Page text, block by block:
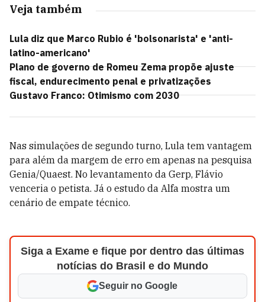
Veja também
Lula diz que Marco Rubio é 'bolsonarista' e 'anti-
latino-americano'
Plano de governo de Romeu Zema propõe ajuste
fiscal, endurecimento penal e privatizações
Gustavo Franco: Otimismo com 2030
Nas simulações de segundo turno, Lula tem vantagem
para além da margem de erro em apenas na pesquisa
Genia/Quaest. No levantamento da Gerp, Flávio
venceria o petista. Já o estudo da Alfa mostra um
cenário de empate técnico.
Siga a Exame e fique por dentro das últimas
notícias do Brasil e do Mundo
Seguir no Google